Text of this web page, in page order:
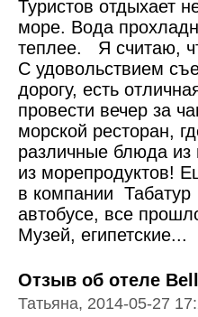
Туристов отдыхает
море. Вода
теплее. Я считаю,
С удовольствием
дорогу, есть
провести вечер за
морской ресторан,
различные блюда из
из морепродуктов!
в компании
автобусе, все
Музей, египетские...
Отзыв об отеле
Татьяна, 2014-05-27